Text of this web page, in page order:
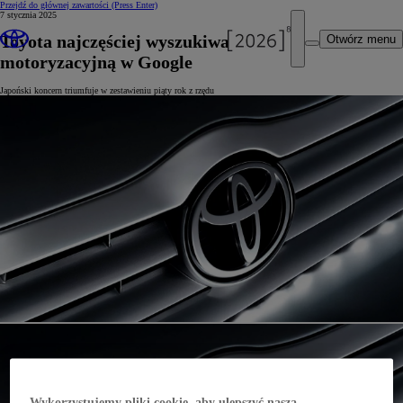
Przejdź do głównej zawartości (Press Enter)
Otwórz menu
7 stycznia 2025
Toyota najczęściej wyszukiwaną marką
motoryzacyjną w Google
Japoński koncern triumfuje w zestawieniu piąty rok z rzędu